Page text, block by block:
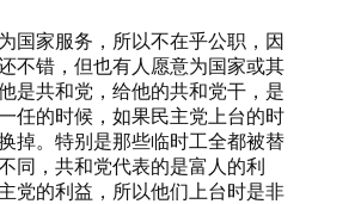
国家服务，所以不在乎公职，因
不错，但也有人愿意为国家或其
是共和党，给他的共和党干，是
任的时候，如果民主党上台的时
掉。特别是那些临时工全都被替
同，共和党代表的是富人的利
党的利益，所以他们上台时是非